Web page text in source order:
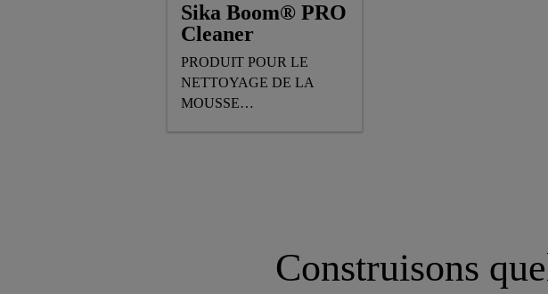
Sika Boom® PRO
Cleaner
PRODUIT POUR LE
NETTOYAGE DE LA
MOUSSE
Construisons